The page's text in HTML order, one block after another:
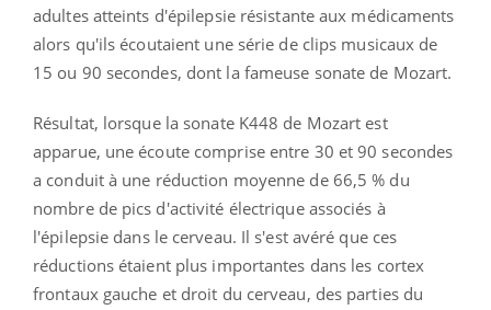
adultes atteints d'épilepsie résistante aux médicaments
alors qu'ils écoutaient une série de clips musicaux de
15 ou 90 secondes, dont la fameuse sonate de Mozart.
Résultat, lorsque la sonate K448 de Mozart est
apparue, une écoute comprise entre 30 et 90 secondes
a conduit à une réduction moyenne de 66,5 % du
nombre de pics d'activité électrique associés à
l'épilepsie dans le cerveau. Il s'est avéré que ces
réductions étaient plus importantes dans les cortex
frontaux gauche et droit du cerveau, des parties du